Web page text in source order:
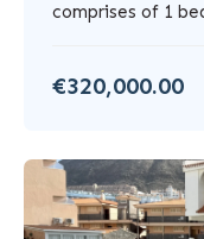
comprises of 1
€320,000.00